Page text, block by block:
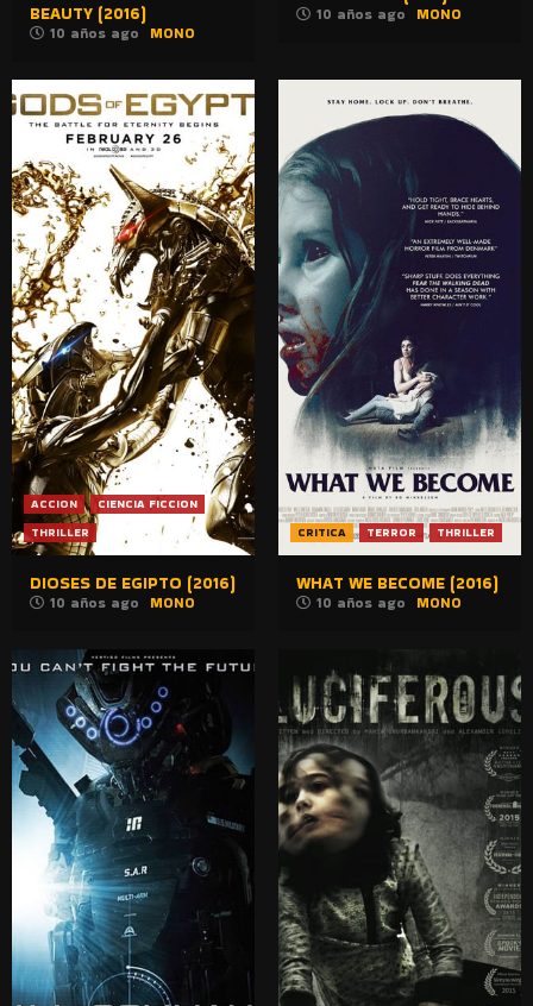
BEAUTY (2016)
10 años ago MONO
10 años ago MONO
ACCION
CIENCIA FICCION
THRILLER
DIOSES DE EGIPTO (2016)
10 años ago MONO
CRITICA TERROR THRILLER
WHAT WE BECOME (2016)
10 años ago MONO